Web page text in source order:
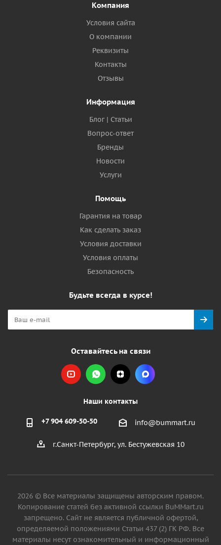
Компания
Условия сайта
О компании
Реквизиты
Контакты
Отзывы
Информация
Блог | Статьи
Вопрос-ответ
Бренды
Новости
Услуги
Помощь
Гарантия на товар
Как сделать заказ
Условия доставки
Условия оплаты
Безопасность
Будьте всегда в курсе!
Оставайтесь на связи
Наши контакты
+7 904 609-50-50 info@bummart.ru
г.Санкт-Петербург, ул. Бестужевская 10
2026 © Все материалы защищены авторским правом.
Копирование статей без активной ссылки BuMMart.ru
запрещено. Сайт не является публичной офертой,
определяемой положениями Статьи 437 (2) ГК РФ. Все
материалы несут ознакомительный и информационный